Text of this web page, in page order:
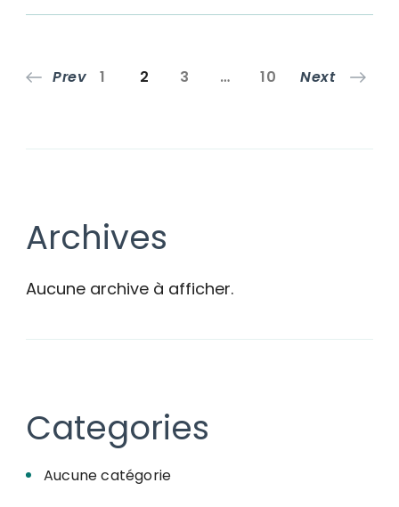
Pagination
publications
Prev Page
1 Page
2 Page
3 … Page
10 Next
Archives
Aucune archive à afficher.
Categories
Aucune catégorie